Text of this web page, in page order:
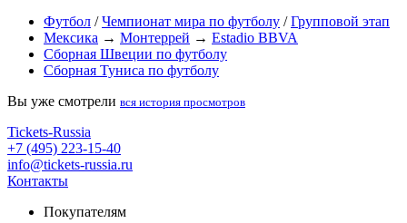
Футбол /Чемпионат мира по футболу /Групповой этап
Мексика → Монтеррей → Estadio BBVA
Сборная Швеции по футболу
Сборная Туниса по футболу
Вы уже смотрели вся история просмотров
Tickets-Russia
+7 (495) 223-15-40
info@tickets-russia.ru
Контакты
Покупателям